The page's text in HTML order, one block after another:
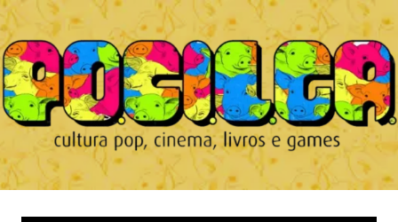
Ir
para
o
conteúdo